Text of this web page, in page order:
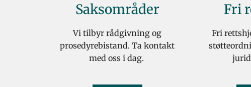
Saksområder
Vi tilbyr rådgivning og
prosedyrebistand. Ta kontakt
med oss i dag.
Fri
Fri